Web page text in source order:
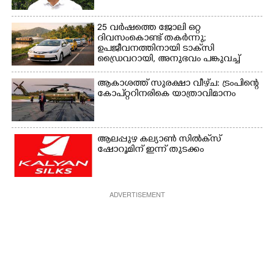
25 വർഷത്തെ ജോലി ഒറ്റ
ദിവസംകൊണ്ട് തകർന്നു;
ഉപജീവനത്തിനായി ടാക്‌സി
ഡ്രൈവറായി,​ അനുഭവം പങ്കുവച്ച്
യുവതി
ആകാശത്ത് സുരക്ഷാ വീഴ്‌ച: ട്രംപിന്റെ
കോ‌പ്‌റ്ററിനരികെ യാത്രാവിമാനം
ആലപ്പുഴ കല്യാൺ സിൽക്‌സ്
ഷോറൂമിന് ഇന്ന് തുടക്കം
ADVERTISEMENT